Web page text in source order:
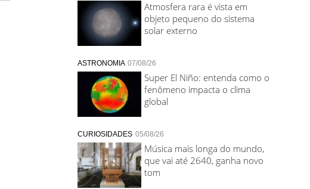
Atmosfera rara é vista em
objeto pequeno do sistema
solar externo
ASTRONOMIA 07/08/26
Super El Niño: entenda como o
fenômeno impacta o clima
global
CURIOSIDADES 05/08/26
Música mais longa do mundo,
que vai até 2640, ganha novo
tom